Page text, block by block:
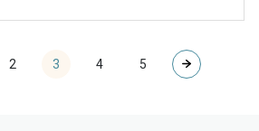
2 3 4 5